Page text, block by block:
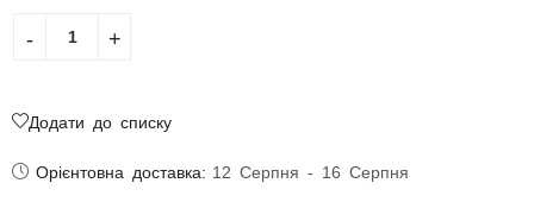
Додати до списку
Орієнтовна доставка: 12 Серпня - 16 Серпня